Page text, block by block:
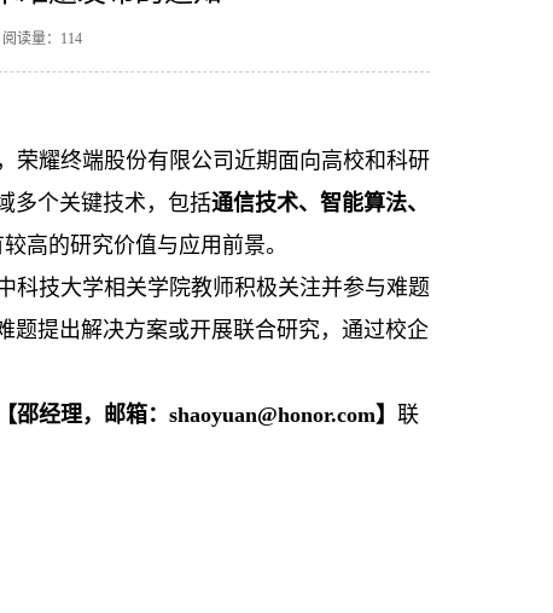
读量： 114
荣耀终端股份有限公司近期面向高校和科研
多个关键技术，包括通信技术、智能算法、
较高的研究价值与应用前景。
科技大学相关学院教师积极关注并参与难题
题提出解决方案或开展联合研究，通过校企
邵经理， 邮箱： shaoyuan@honor.com】 联